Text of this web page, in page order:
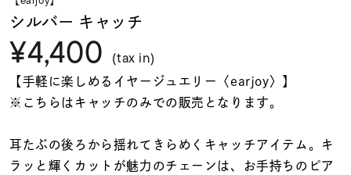
ファッションテイス
ト
着用シーン
シルバー キャッチ
¥4,400 (tax in)
【手軽に楽しめるイヤージュエリー〈earjoy〉】
※こちらはキャッチのみでの販売となります。
耳たぶの後ろから揺れてきらめくキャッチアイテム。キ
ラッと輝くカットが魅力のチェーンは、お手持ちのピア